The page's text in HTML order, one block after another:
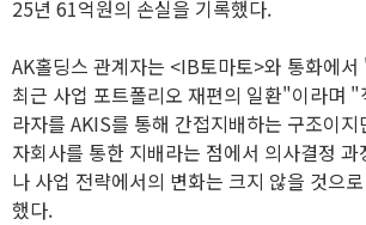
25년 61억원의 손실을 기록했다.
AK홀딩스 관계자는 <IB토마토>와 통화에
최근 사업 포트폴리오 재편의 일환"이라며 "
라자를 AKIS를 통해 간접지배하는 구조이지
자회사를 통한 지배라는 점에서 의사결정 과
나 사업 전략에서의 변화는 크지 않을 것으
했다.